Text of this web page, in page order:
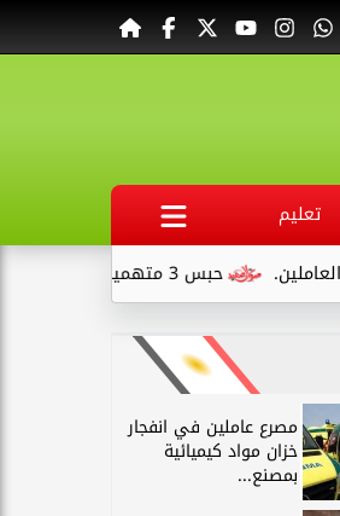
تعليم
حبس 3 متهمين 15 يومًا علي ذمةالتحقيقات بتهمة التنقيب عن الآثار داخل...
مصرع عاملين في انفجار
خزان مواد كيميائية
بمصنع...